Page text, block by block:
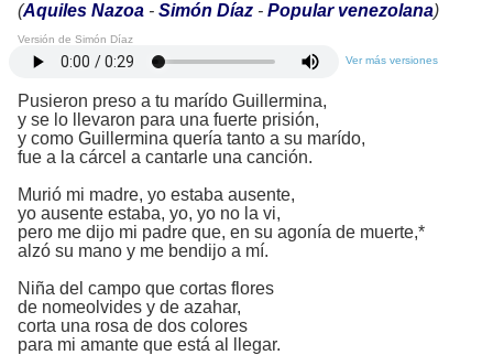
(Aquiles Nazoa - Simón Díaz - Popular venezolana)
Versión de Simón Díaz
Ver más versiones
Pusieron preso a tu marído Guillermina,
y se lo llevaron para una fuerte prisión,
y como Guillermina quería tanto a su marído,
fue a la cárcel a cantarle una canción.
Murió mi madre, yo estaba ausente,
yo ausente estaba, yo, yo no la vi,
pero me dijo mi padre que, en su agonía de muerte,*
alzó su mano y me bendijo a mí.
Niña del campo que cortas flores
de nomeolvides y de azahar,
corta una rosa de dos colores
para mi amante que está al llegar.